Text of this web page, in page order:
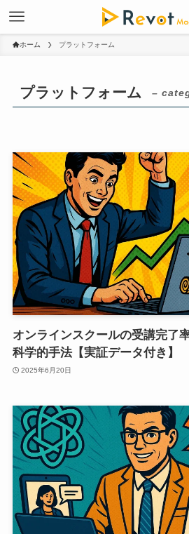
ホーム プラットフォーム
プラットフォーム –
オンラインスクールの受講完了
科学的手法【実証データ付き】
2025年6月20日